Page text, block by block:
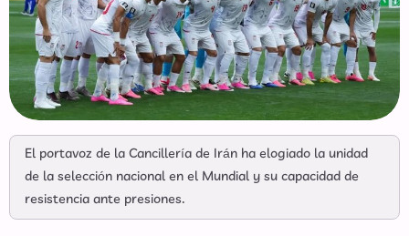
El portavoz de la Cancillería de Irán ha elogiado la unidad
de la selección nacional en el Mundial y su capacidad de
resistencia ante presiones.